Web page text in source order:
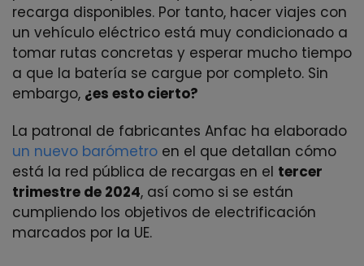
recarga disponibles. Por tanto, hacer viajes con
un vehículo eléctrico está muy condicionado a
tomar rutas concretas y esperar mucho tiempo
a que la batería se cargue por completo. Sin
embargo, ¿es esto cierto?
La patronal de fabricantes Anfac ha elaborado
un nuevo barómetro en el que detallan cómo
está la red pública de recargas en el tercer
trimestre de 2024, así como si se están
cumpliendo los objetivos de electrificación
marcados por la UE.